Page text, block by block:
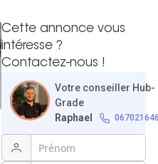
Cette annonce vous
intéresse ?
Contactez-nous !
Votre conseiller Hub-
Grade
Raphael